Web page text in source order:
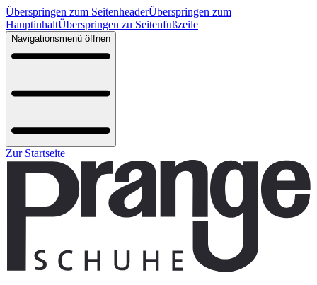
Überspringen zum SeitenheaderÜberspringen zum
HauptinhaltÜberspringen zu Seitenfußzeile
Navigationsmenü öffnen
Zur Startseite